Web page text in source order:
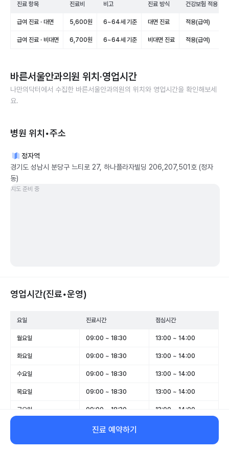
진료 항목 진료비 비고 진료 방식 건강보험 적용
급여 진료 · 대면 5,600원 6~64세 기준 대면 진료 적용(급여)
급여 진료 · 비대면 6,700원 6~64세 기준 비대면 진료 적용(급여)
바른서울안과의원 위치·영업시간
나만의닥터에서 수집한 바른서울안과의원의 위치와 영업시간을 확인해보세
요.
병원 위치•주소
정자역
경기도 성남시 분당구 느티로 27, 하나플라자빌딩 206,207,501호 (정자
동)
지도 준비 중
영업시간(진료•운영)
요일 진료시간 점심시간
월요일 09:00 ~ 18:30 13:00 ~ 14:00
화요일 09:00 ~ 18:30 13:00 ~ 14:00
수요일 09:00 ~ 18:30 13:00 ~ 14:00
목요일 09:00 ~ 18:30 13:00 ~ 14:00
금요일 09:00 ~ 18:30 13:00 ~ 14:00
09:00 ~ 13:00
일요일 09:00 ~ 13:00 -
진료 예약하기